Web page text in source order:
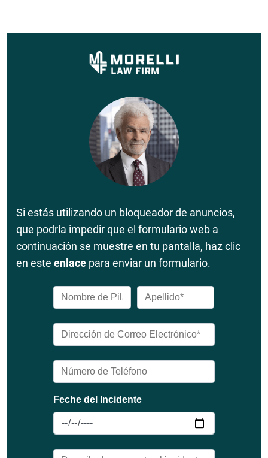
Si estás utilizando un bloqueador de anuncios,
que podría impedir que el formulario web a
continuación se muestre en tu pantalla, haz clic
en este enlace para enviar un formulario.